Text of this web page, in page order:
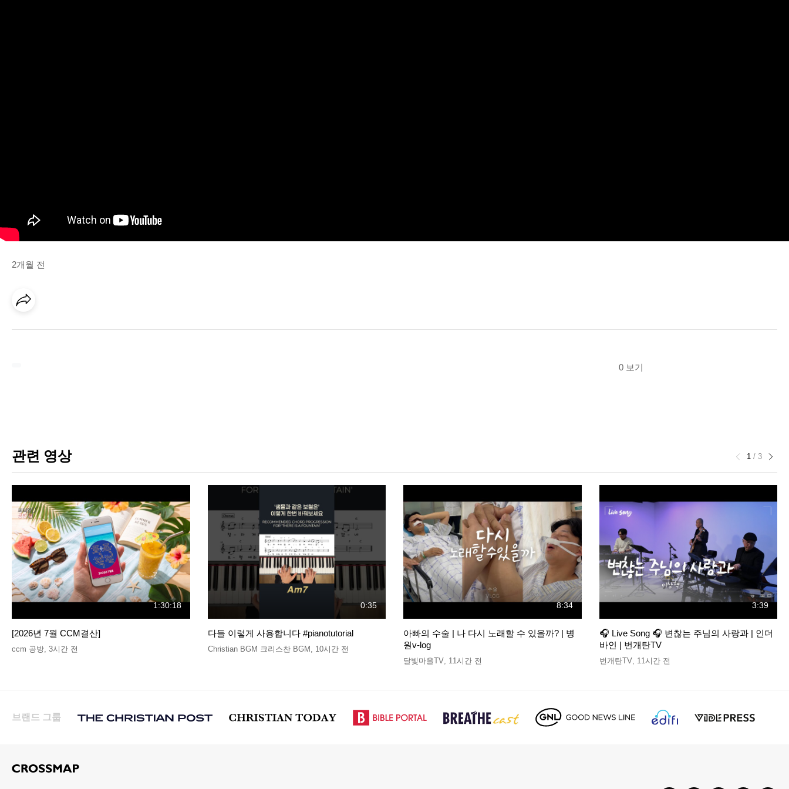
2개월 전
0 보기
관련 영상 1 / 3
1:30:18
[2026년 7월 CCM결산]
ccm 공방 3시간 전
0:35
다들 이렇게 사용합니다 #pianotutorial
Christian BGM 크리스찬 BGM 10시간 전
8:34
아빠의 수술 | 나 다시 노래할 수 있을까? | 병
원v-log
달빛마을TV 11시간 전
3:39
🎧 Live Song 🎧 변찮는 주님의 사랑과 | 인더
바인 | 번개탄TV
번개탄TV, 11시간 전
브랜드 그룹